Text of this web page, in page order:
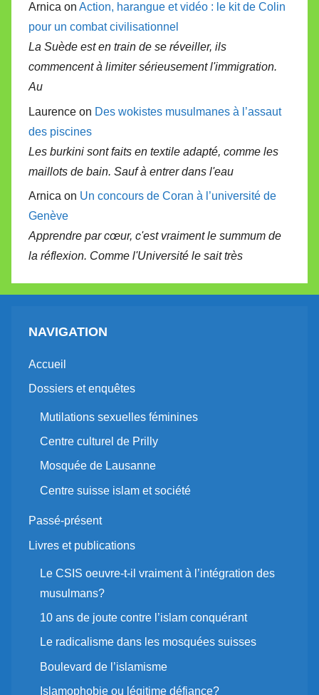
Arnica on Action, harangue et vidéo : le kit de Colin
pour un combat civilisationnel
La Suède est en train de se réveiller, ils
commencent à limiter sérieusement l'immigration.
Au
Laurence on Des wokistes musulmanes à l’assaut
des piscines
Les burkini sont faits en textile adapté, comme les
maillots de bain. Sauf à entrer dans l'eau
Arnica on Un concours de Coran à l’université de
Genève
Apprendre par cœur, c'est vraiment le summum de
la réflexion. Comme l'Université le sait très
NAVIGATION
Accueil
Dossiers et enquêtes
Mutilations sexuelles féminines
Centre culturel de Prilly
Mosquée de Lausanne
Centre suisse islam et société
Passé-présent
Livres et publications
Le CSIS oeuvre-t-il vraiment à l’intégration des
musulmans?
10 ans de joute contre l’islam conquérant
Le radicalisme dans les mosquées suisses
Boulevard de l’islamisme
Islamophobie ou légitime défiance?